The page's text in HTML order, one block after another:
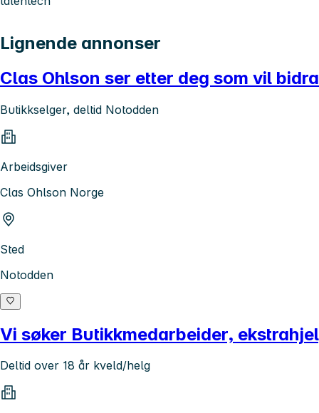
Lignende annonser
Clas Ohlson ser etter deg som vil
Butikkselger, deltid Notodden
Arbeidsgiver
Clas Ohlson Norge
Sted
Notodden
Vi søker Butikkmedarbeider,
Deltid over 18 år kveld/helg